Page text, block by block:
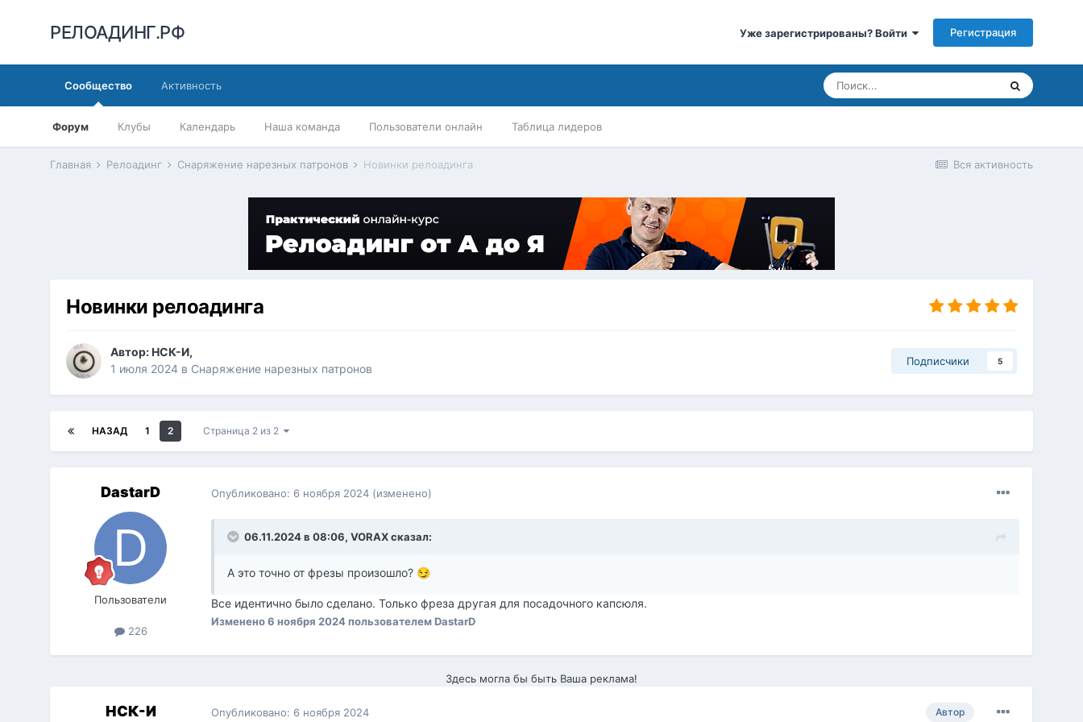
РЕЛОАДИНГ.РФ Уже зарегистрированы? Войти Регистрация
Сообщество
Форум Клубы Календарь Наша команда Пользователи онлайн Таблица лидеров
Активность
Вся активность
Главная Релоадинг Снаряжение нарезных патронов Новинки релоадинга
Новинки релоадинга
Автор:НСК-И,
1 июля 2024 в Снаряжение нарезных патронов
Подписчики 5
НАЗАД 1 2 Страница 2 из 2
DastarD
Пользователи
226
Опубликовано: 6 ноября 2024 (изменено)
06.11.2024 в 08:06,VORAXсказал:
А это точно от фрезы произошло? 😏
Все идентично было сделано. Только фреза другая для посадочного капсюля.
Изменено6 ноября 2024пользователем DastarD
Здесь могла бы быть Ваша реклама!
НСК-И Автор
Опубликовано: 6 ноября 2024